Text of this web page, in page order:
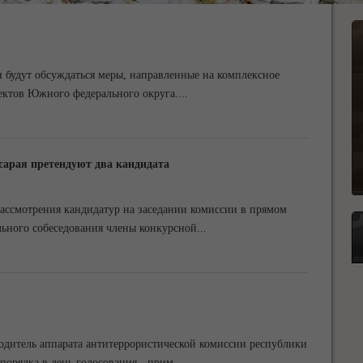
обсуждаться меры, направленные на комплексное
Южного федерального округа....
претендуют два кандидата
кандидатур на заседании комиссии в прямом
собеседования члены конкурсной...
аппарата антитеррористической комиссии республики